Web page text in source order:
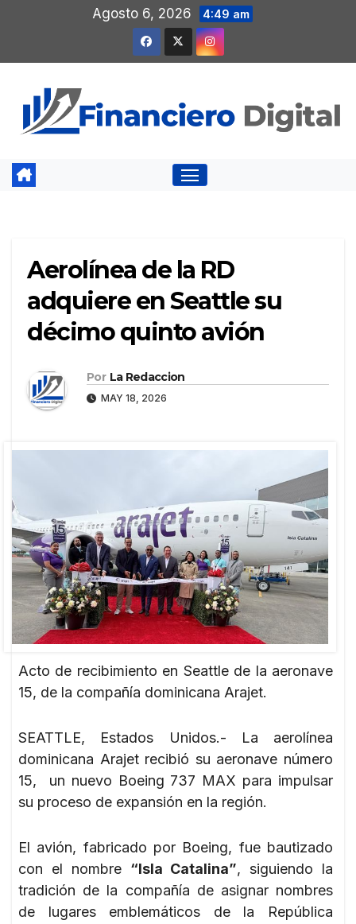
contenido
Agosto 6, 2026 4:49 am
Aerolínea de la RD
adquiere en Seattle su
décimo quinto avión
Por La Redaccion
MAY 18, 2026
Acto de recibimiento en Seattle de la aeronave
15, de la compañía dominicana Arajet.
SEATTLE, Estados Unidos.- La aerolínea
dominicana Arajet recibió su aeronave número
15, un nuevo Boeing 737 MAX para impulsar
su proceso de expansión en la región.
El avión, fabricado por Boeing, fue bautizado
con el nombre “Isla Catalina”, siguiendo la
tradición de la compañía de asignar nombres
de lugares emblemáticos de la República